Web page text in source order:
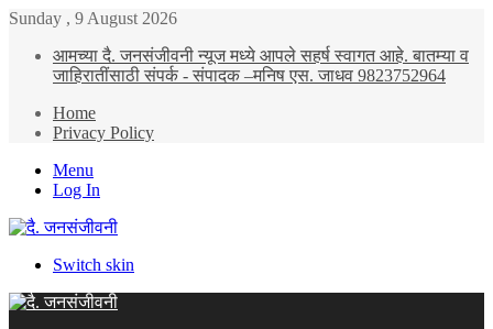
Sunday , 9 August 2026
आमच्या दै. जनसंजीवनी न्यूज मध्ये आपले सहर्ष स्वागत आहे. बातम्या व
जाहिरातींसाठी संपर्क - संपादक –मनिष एस. जाधव 9823752964
Home
Privacy Policy
Menu
Log In
Switch skin